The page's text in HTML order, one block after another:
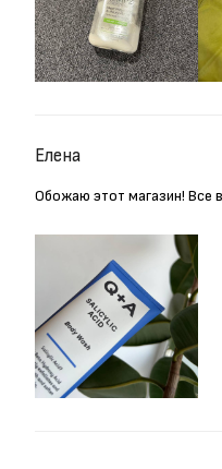
Елена
Обожаю этот магазин! Все